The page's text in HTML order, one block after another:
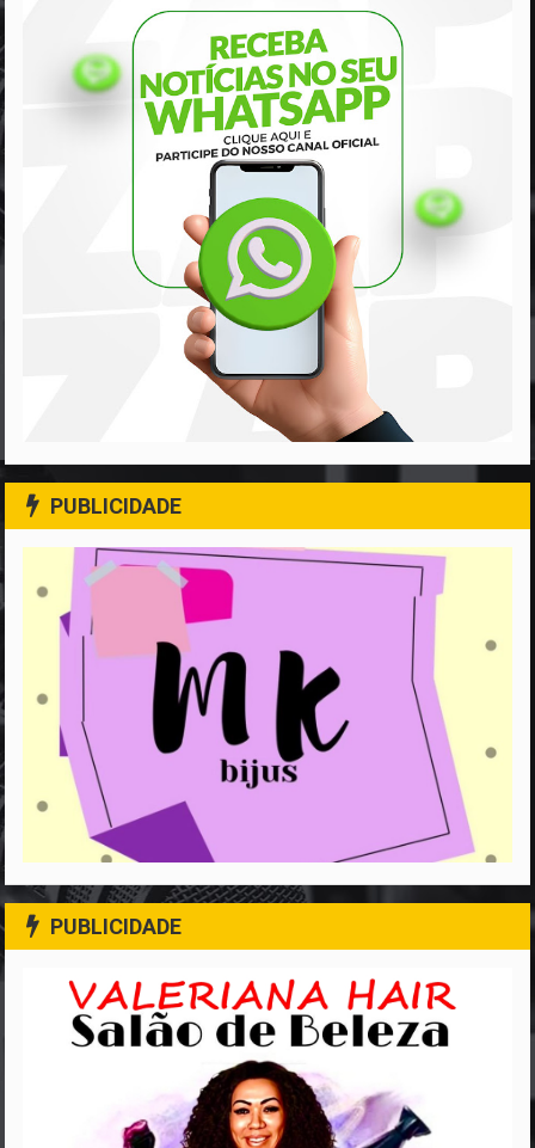
PUBLICIDADE
PUBLICIDADE